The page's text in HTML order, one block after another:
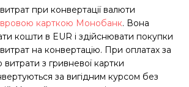
при конвертації валюти
карткою Монобанк. Вона
кошти в EUR і здійснювати покупки
на конвертацію. При оплатах за
з гривневої картки
за вигідним курсом без